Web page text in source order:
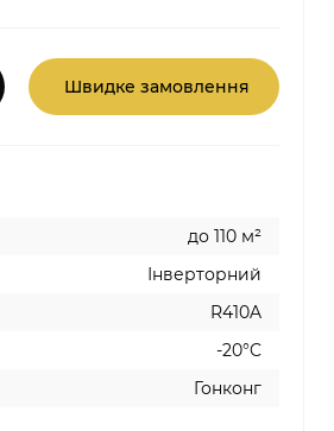
Швидке замовлення
до 110 м²
Інверторний
R410A
-20°C
Гонконг